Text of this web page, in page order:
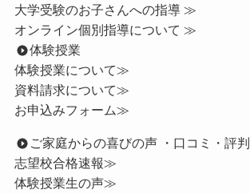
大学受験のお子さんへの指導 ≫
オンライン個別指導について ≫
体験授業
体験授業について≫
資料請求について≫
お申込みフォーム≫
ご家庭からの喜びの声 ・口コミ・評判
志望校合格速報≫
体験授業生の声≫